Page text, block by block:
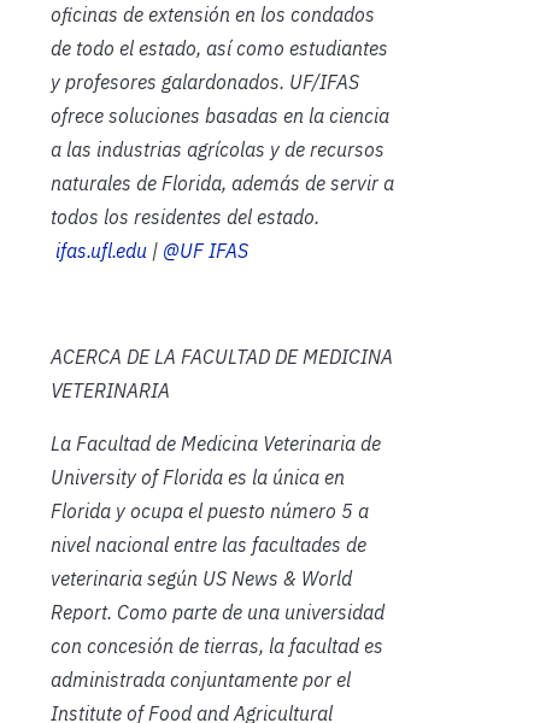
oficinas de extensión en los condados
de todo el estado, así como estudiantes
y profesores galardonados. UF/IFAS
ofrece soluciones basadas en la ciencia
a las industrias agrícolas y de recursos
naturales de Florida, además de servir a
todos los residentes del estado.
ifas.ufl.edu | @UF IFAS
ACERCA DE LA FACULTAD DE MEDICINA
VETERINARIA
La Facultad de Medicina Veterinaria de
University of Florida es la única en
Florida y ocupa el puesto número 5 a
nivel nacional entre las facultades de
veterinaria según US News & World
Report. Como parte de una universidad
con concesión de tierras, la facultad es
administrada conjuntamente por el
Institute of Food and Agricultural